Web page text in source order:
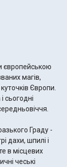
європейською
магів,
куточків Європи.
сьогодні
Граду -
дахи, шпилі і
в місцевих
чеські